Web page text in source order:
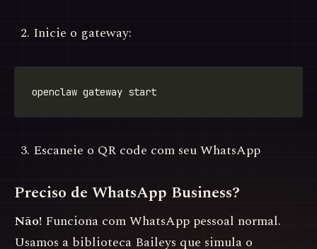
Inicie o gateway:
Escaneie o QR code com seu WhatsApp
Preciso de WhatsApp Business?
Não! Funciona com WhatsApp pessoal normal.
Usamos a biblioteca Baileys que simula o